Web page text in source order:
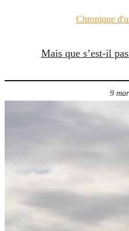
Chronique
Mais que s’est-il
9